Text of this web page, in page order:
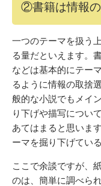
②書籍は情報
一つのテーマを扱う
る量だといえます。
などは基本的にテー
るように情報の取捨
般的な小説でもメイ
り下げや描写につい
あてはまると思いま
ーマを掘り下げてい
ここで余談ですが、
のは、簡単に調べら